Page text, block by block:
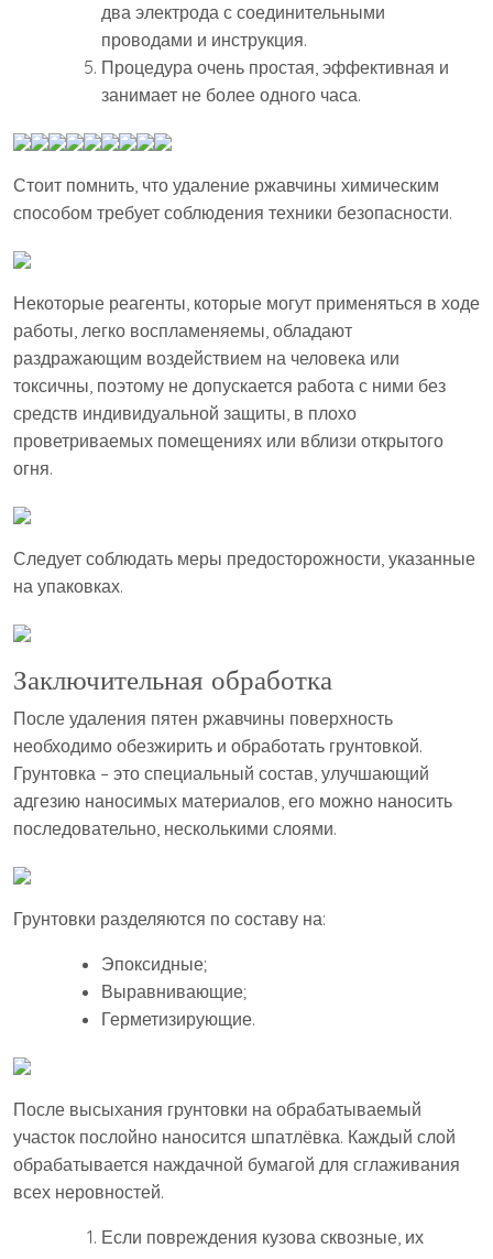
два электрода с соединительными
проводами и инструкция.
Процедура очень простая, эффективная и
занимает не более одного часа.
Стоит помнить, что удаление ржавчины химическим
способом требует соблюдения техники безопасности.
Некоторые реагенты, которые могут применяться в ходе
работы, легко воспламеняемы, обладают
раздражающим воздействием на человека или
токсичны, поэтому не допускается работа с ними без
средств индивидуальной защиты, в плохо
проветриваемых помещениях или вблизи открытого
огня.
Следует соблюдать меры предосторожности, указанные
на упаковках.
Заключительная обработка
После удаления пятен ржавчины поверхность
необходимо обезжирить и обработать грунтовкой.
Грунтовка – это специальный состав, улучшающий
адгезию наносимых материалов, его можно наносить
последовательно, несколькими слоями.
Грунтовки разделяются по составу на:
Эпоксидные;
Выравнивающие;
Герметизирующие.
После высыхания грунтовки на обрабатываемый
участок послойно наносится шпатлёвка. Каждый слой
обрабатывается наждачной бумагой для сглаживания
всех неровностей.
Если повреждения кузова сквозные, их